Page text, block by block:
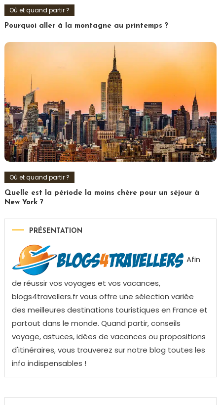
Où et quand partir ?
Pourquoi aller à la montagne au printemps ?
Où et quand partir ?
Quelle est la période la moins chère pour un séjour à
New York ?
PRÉSENTATION
Afin
de réussir vos voyages et vos vacances,
blogs4travellers.fr vous offre une sélection variée
des meilleures destinations touristiques en France et
partout dans le monde. Quand partir, conseils
voyage, astuces, idées de vacances ou propositions
d'itinéraires, vous trouverez sur notre blog toutes les
info indispensables !